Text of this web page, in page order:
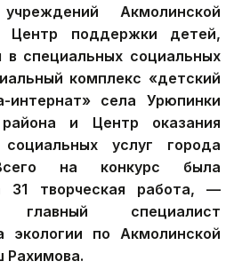
Акмолинской
Центр поддержки детей,
специальных социальных
комплекс «детский
села Урюпинки
района и Центр оказания
социальных услуг города
на конкурс была
31 творческая работа, —
главный специалист
экологии по Акмолинской
Рахимова.